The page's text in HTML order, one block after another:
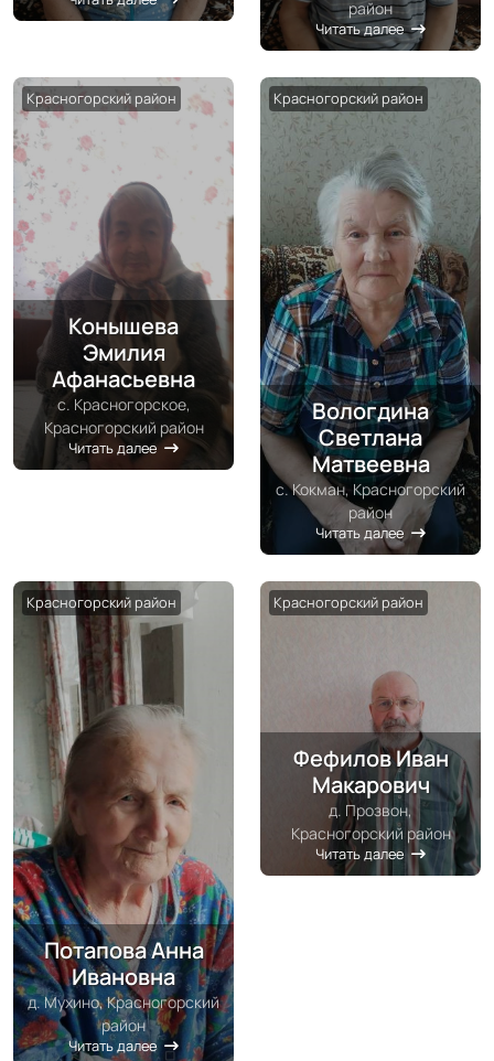
район
Читать далее
Красногорский район
Конышева
Эмилия
Афанасьевна
с. Красногорское,
Красногорский район
Читать далее
Красногорский район
Вологдина
Светлана
Матвеевна
с. Кокман, Красногорский
район
Читать далее
Красногорский район
Потапова Анна
Ивановна
д. Мухино, Красногорский
район
Читать далее
Красногорский район
Фефилов Иван
Макарович
д. Прозвон,
Красногорский район
Читать далее